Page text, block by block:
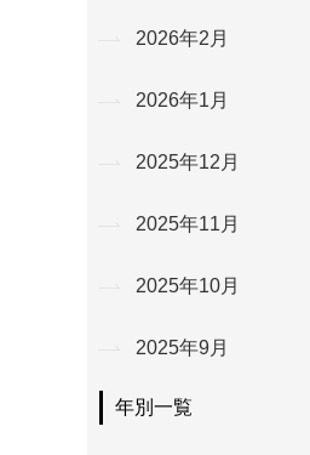
2026年2月
2026年1月
2025年12月
2025年11月
2025年10月
2025年9月
年別一覧